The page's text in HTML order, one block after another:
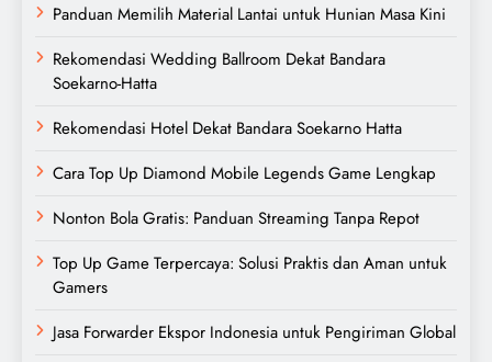
Panduan Memilih Material Lantai untuk Hunian Masa Kini
Rekomendasi Wedding Ballroom Dekat Bandara
Soekarno-Hatta
Rekomendasi Hotel Dekat Bandara Soekarno Hatta
Cara Top Up Diamond Mobile Legends Game Lengkap
Nonton Bola Gratis: Panduan Streaming Tanpa Repot
Top Up Game Terpercaya: Solusi Praktis dan Aman untuk
Gamers
Jasa Forwarder Ekspor Indonesia untuk Pengiriman Global